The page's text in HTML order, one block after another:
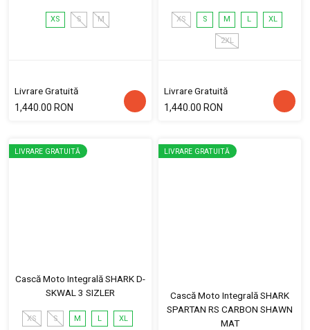
XS S M
Livrare Gratuită
1,440.00 RON
XS S M L XL
2XL
Livrare Gratuită
1,440.00 RON
LIVRARE GRATUITĂ
Cască Moto Integrală SHARK D-
SKWAL 3 SIZLER
XS S M L XL
LIVRARE GRATUITĂ
Cască Moto Integrală SHARK
SPARTAN RS CARBON SHAWN
MAT